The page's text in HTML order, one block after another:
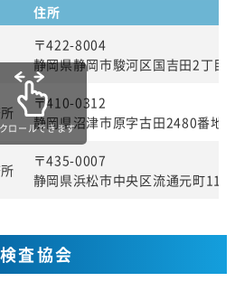
住所
〒422-8004
静岡県静岡市駿河区国吉田2丁目
〒410-0312
静岡県沼津市原字古田2480番地
〒435-0007
静岡県浜松市中央区流通元町11
ロールできます
査協会